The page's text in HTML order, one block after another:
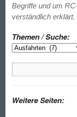
Begriffe und um
verständlich erklärt.
Themen / Suche:
Weitere Seiten: